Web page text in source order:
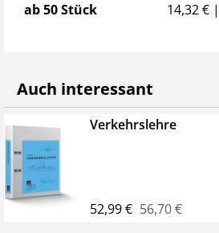
ab 50 Stück
14,32 €
Auch interessant
Verkehrslehre
52,99 € 56,70 €